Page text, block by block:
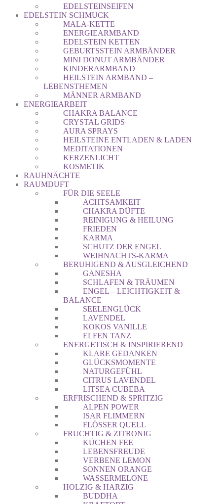
EDELSTEINSEIFEN
EDELSTEIN SCHMUCK
MALA-KETTE
ENERGIEARMBAND
EDELSTEIN KETTEN
GEBURTSSTEIN ARMBÄNDER
MINI DONUT ARMBÄNDER
KINDERARMBAND
HEILSTEIN ARMBAND –
LEBENSTHEMEN
MÄNNER ARMBAND
ENERGIEARBEIT
CHAKRA BALANCE
CRYSTAL GRIDS
AURA SPRAYS
HEILSTEINE ENTLADEN & LADEN
MEDITATIONEN
KERZENLICHT
KOSMETIK
RAUHNÄCHTE
RAUMDUFT
FÜR DIE SEELE
ACHTSAMKEIT
CHAKRA DÜFTE
REINIGUNG & HEILUNG
FRIEDEN
KARMA
SCHUTZ DER ENGEL
WEIHNACHTS-KARMA
BERUHIGEND & AUSGLEICHEND
GANESHA
SCHLAFEN & TRÄUMEN
ENGEL – LEICHTIGKEIT &
BALANCE
SEELENGLÜCK
LAVENDEL
KOKOS VANILLE
ELFEN TANZ
ENERGETISCH & INSPIRIEREND
KLARE GEDANKEN
GLÜCKSMOMENTE
NATURGEFÜHL
CITRUS LAVENDEL
LITSEA CUBEBA
ERFRISCHEND & SPRITZIG
ALPEN POWER
ISAR FLIMMERN
FLÖSSER QUELL
FRUCHTIG & ZITRONIG
KÜCHEN FEE
LEBENSFREUDE
VERBENE LEMON
SONNEN ORANGE
WASSERMELONE
HOLZIG & HARZIG
BUDDHA